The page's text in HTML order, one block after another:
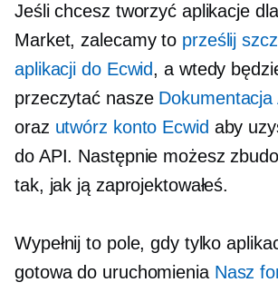
Jeśli chcesz tworzyć aplikacje
Market, zalecamy to prześlij
aplikacji do Ecwid, a wtedy
przeczytać nasze Dokumentacja
oraz utwórz konto Ecwid aby
do API. Następnie możesz
tak, jak ją zaprojektowałeś.
Wypełnij to pole, gdy tylko
gotowa do uruchomienia Nasz